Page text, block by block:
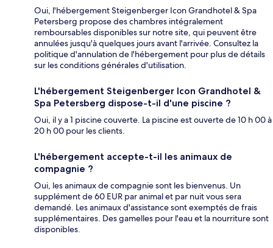
Oui, l'hébergement Steigenberger Icon Grandhotel & Spa
Petersberg propose des chambres intégralement
remboursables disponibles sur notre site, qui peuvent être
annulées jusqu'à quelques jours avant l'arrivée. Consultez la
politique d'annulation de l'hébergement pour plus de détails
sur les conditions générales d'utilisation.
L'hébergement Steigenberger Icon Grandhotel &
Spa Petersberg dispose-t-il d'une piscine ?
Oui, il y a 1 piscine couverte. La piscine est ouverte de 10 h 00 à
20 h 00 pour les clients.
L'hébergement accepte-t-il les animaux de
compagnie ?
Oui, les animaux de compagnie sont les bienvenus. Un
supplément de 60 EUR par animal et par nuit vous sera
demandé. Les animaux d'assistance sont exemptés de frais
supplémentaires. Des gamelles pour l'eau et la nourriture sont
disponibles.